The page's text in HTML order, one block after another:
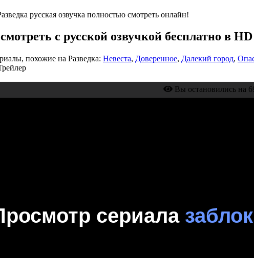
русская озвучка полностью смотреть онлайн!
с русской озвучкой бесплатно в HD
похожие на Разведка: Невеста, Доверенное, Далекий город,
Вы остановились на